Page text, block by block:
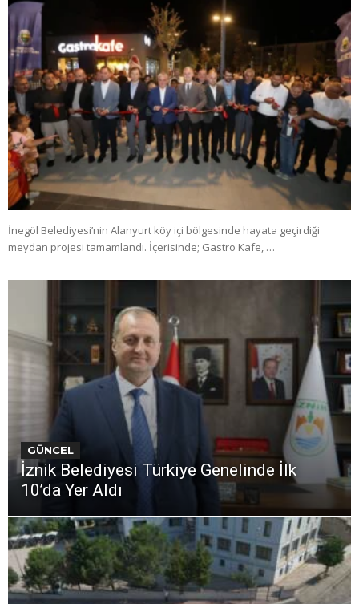
İnegöl Belediyesi’nin Alanyurt köy içi bölgesinde hayata geçirdiği
meydan projesi tamamlandı. İçerisinde; Gastro Kafe, …
GÜNCEL
İznik Belediyesi Türkiye Genelinde İlk
10’da Yer Aldı